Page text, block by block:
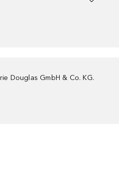
Douglas GmbH & Co. KG.